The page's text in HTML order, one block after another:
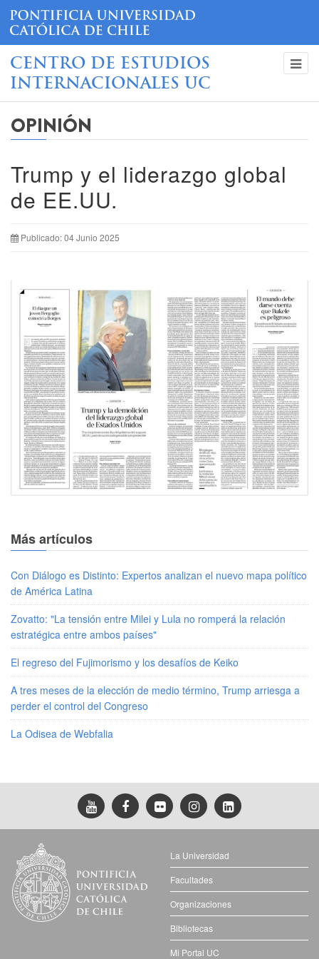
CENTRO DE ESTUDIOS
INTERNACIONALES UC
OPINIÓN
Trump y el liderazgo global
de EE.UU.
Publicado: 04 Junio 2025
Más artículos
Con Diálogo es Distinto: Expertos analizan el nuevo mapa político
de América Latina
Zovatto: "La tensión entre Milei y Lula no romperá la relación
estratégica entre ambos países"
El regreso del Fujimorismo y los desafíos de Keiko
A tres meses de la elección de medio término, Trump arriesga a
perder el control del Congreso
La Odisea de Webfalia
La Universidad
Facultades
Organizaciones
Bibliotecas
Mi Portal UC